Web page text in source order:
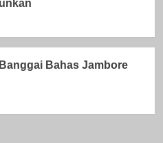
Bahas Jambore